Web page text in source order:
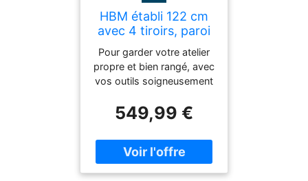
HBM établi 122 cm
avec 4 tiroirs, paroi
d’armoire et panneau
arrière, plan de
travail en bois, noir
Pour garder votre atelier
propre et bien rangé, avec
vos outils soigneusement
besoin de cet établi de
122 cm avec panneau
arrière. Sur le plateau de
travail de 4 cm
549,99 €